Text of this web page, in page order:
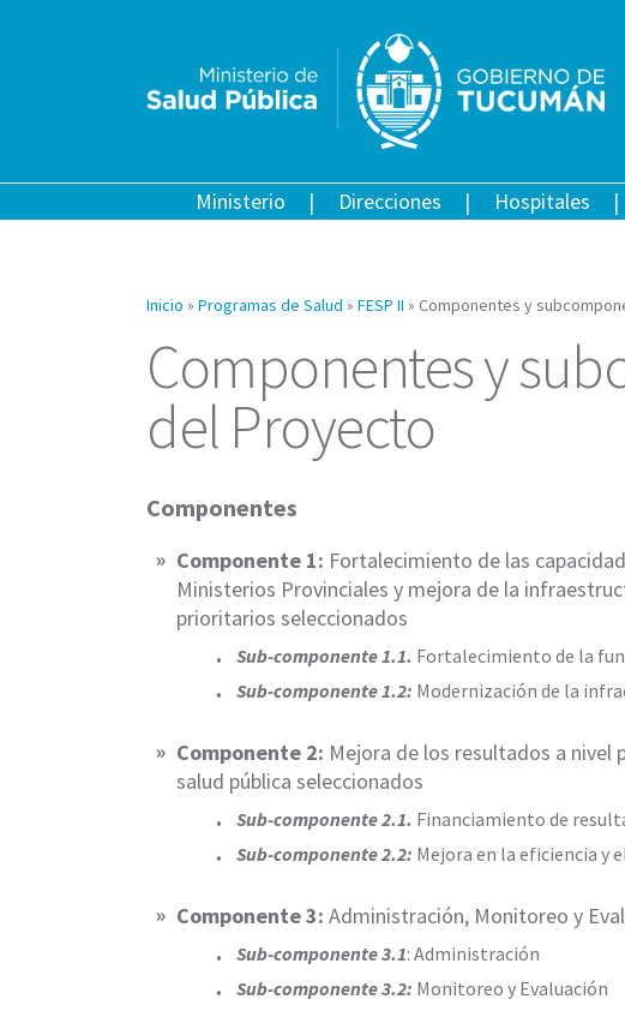
Ministerio Direcciones Hospitales
Inicio » Programas de Salud » FESP II » Componentes y
Componentes y
del Proyecto
Componentes
Componente 1: Fortalecimiento de las
Ministerios Provinciales y mejora de la
prioritarios seleccionados
Sub-componente 1.1. Fortalecimiento de la
Sub-componente 1.2: Modernización de la
Componente 2: Mejora de los resultados a
salud pública seleccionados
Sub-componente 2.1. Financiamiento de
Sub-componente 2.2: Mejora en la eficiencia y
Componente 3: Administración, Monitoreo y
Sub-componente 3.1: Administración
Sub-componente 3.2: Monitoreo y Evaluación